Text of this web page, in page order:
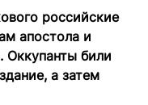
российские
апостола и
Оккупанты били
а затем